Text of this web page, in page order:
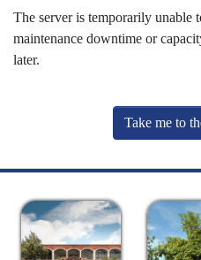
The server is temporarily unable
maintenance downtime or
later.
Take me to